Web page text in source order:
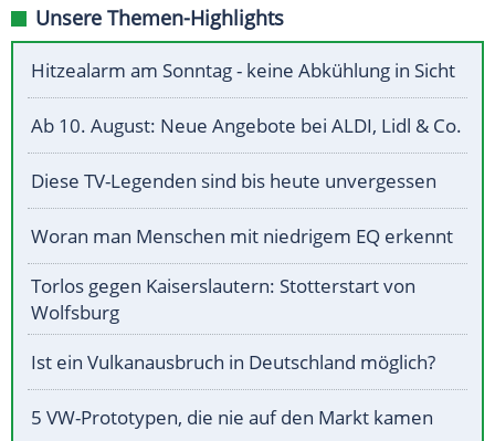
Unsere Themen-Highlights
Hitzealarm am Sonntag - keine Abkühlung in Sicht
Ab 10. August: Neue Angebote bei ALDI, Lidl & Co.
Diese TV-Legenden sind bis heute unvergessen
Woran man Menschen mit niedrigem EQ erkennt
Torlos gegen Kaiserslautern: Stotterstart von
Wolfsburg
Ist ein Vulkanausbruch in Deutschland möglich?
5 VW-Prototypen, die nie auf den Markt kamen